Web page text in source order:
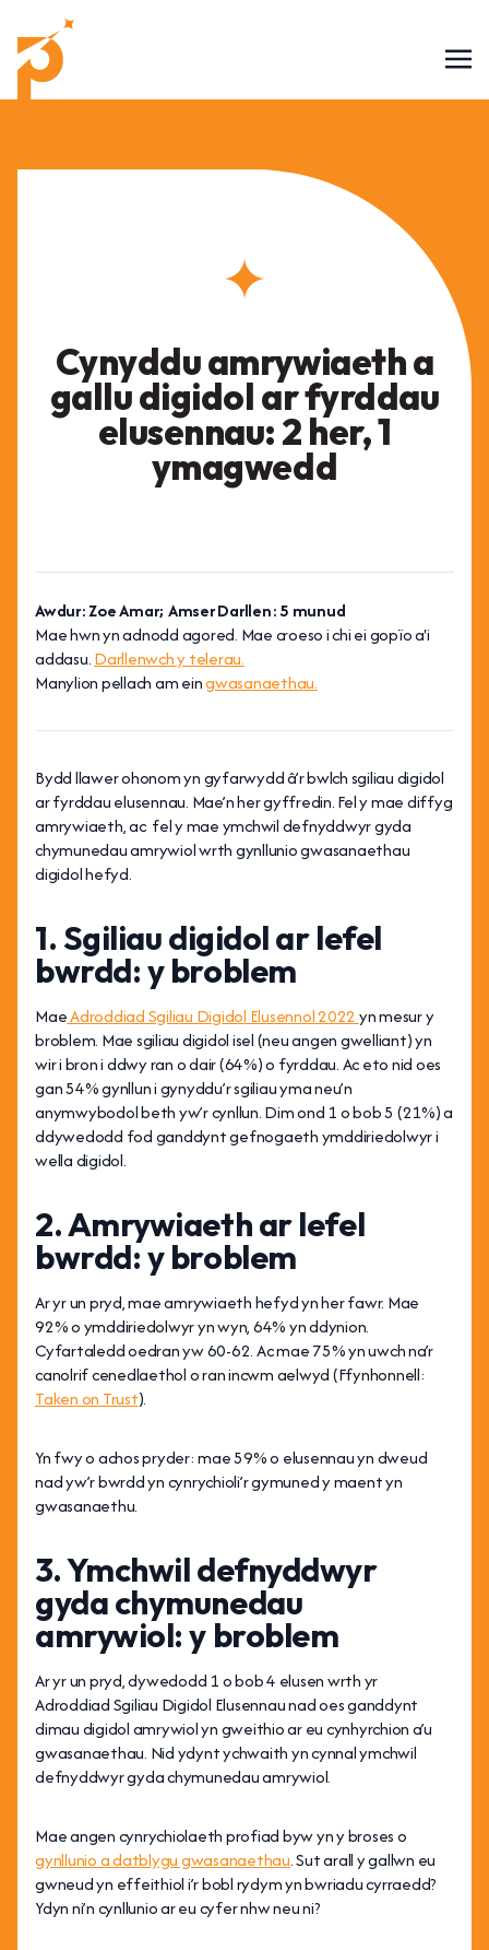
Cynyddu amrywiaeth a
gallu digidol ar fyrddau
elusennau: 2 her, 1
ymagwedd
Awdur: Zoe Amar; Amser Darllen: 5 munud
Mae hwn yn adnodd agored. Mae croeso i chi ei gopïo a'i
addasu.Darllenwch y telerau.
Manylion pellach am eingwasanaethau.
Bydd llawer ohonom yn gyfarwydd â’r bwlch sgiliau digidol
ar fyrddau elusennau. Mae’n her gyffredin. Fel y mae diffyg
amrywiaeth, ac fel y mae ymchwil defnyddwyr gyda
chymunedau amrywiol wrth gynllunio gwasanaethau
digidol hefyd.
1. Sgiliau digidol ar lefel
bwrdd: y broblem
MaeAdroddiad Sgiliau Digidol Elusennol 2022 yn mesur y
broblem. Mae sgiliau digidol isel (neu angen gwelliant) yn
wir i bron i ddwy ran o dair (64%) o fyrddau. Ac eto nid oes
gan 54% gynllun i gynyddu’r sgiliau yma neu’n
anymwybodol beth yw’r cynllun. Dim ond 1 o bob 5 (21%) a
ddywedodd fod ganddynt gefnogaeth ymddiriedolwyr i
wella digidol.
2. Amrywiaeth ar lefel
bwrdd: y broblem
Ar yr un pryd, mae amrywiaeth hefyd yn her fawr. Mae
92% o ymddiriedolwyr yn wyn, 64% yn ddynion.
Cyfartaledd oedran yw 60-62. Ac mae 75% yn uwch na’r
canolrif cenedlaethol o ran incwm aelwyd (Ffynhonnell:
Taken on Trust).
Yn fwy o achos pryder: mae 59% o elusennau yn dweud
nad yw’r bwrdd yn cynrychioli’r gymuned y maent yn
gwasanaethu.
3. Ymchwil defnyddwyr
gyda chymunedau
amrywiol: y broblem
Ar yr un pryd, dywedodd 1 o bob 4 elusen wrth yr
Adroddiad Sgiliau Digidol Elusennau nad oes ganddynt
dimau digidol amrywiol yn gweithio ar eu cynhyrchion a’u
gwasanaethau. Nid ydynt ychwaith yn cynnal ymchwil
defnyddwyr gyda chymunedau amrywiol.
Mae angen cynrychiolaeth profiad byw yn y broses o
gynllunio a datblygu gwasanaethau. Sut arall y gallwn eu
gwneud yn effeithiol i’r bobl rydym yn bwriadu cyrraedd?
Ydyn ni’n cynllunio ar eu cyfer nhw neu ni?